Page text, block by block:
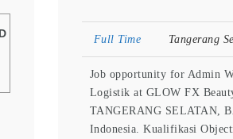
Full Time Tangerang
Job opportunity for Admin
Logistik at GLOW FX
TANGERANG SELATAN,
Indonesia. Kualifikasi